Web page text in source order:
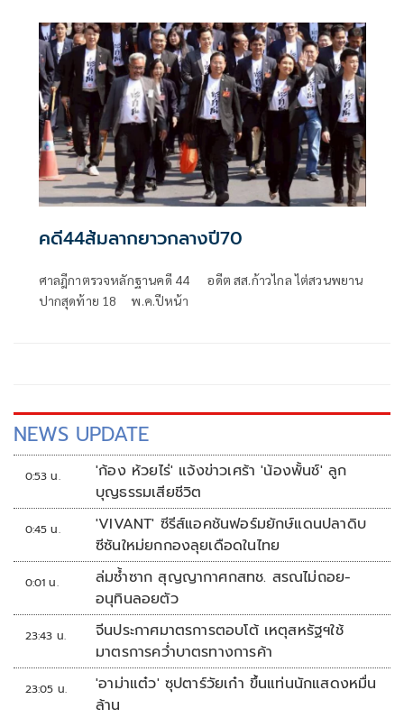
คดี44ส้มลากยาวกลางปี70
ศาลฎีกาตรวจหลักฐานคดี 44 อดีต สส.ก้าวไกล ไต่สวนพยาน
ปากสุดท้าย 18 พ.ค.ปีหน้า
NEWS UPDATE
0:53 น.
'ก้อง ห้วยไร่' แจ้งข่าวเศร้า 'น้องพั้นช์' ลูก
บุญธรรมเสียชีวิต
0:45 น.
'VIVANT' ซีรีส์แอคชันฟอร์มยักษ์แดนปลาดิบ
ซีซันใหม่ยกกองลุยเดือดในไทย
0:01 น.
ล่มซ้ำซาก สุญญากาศกสทช. สรณไม่ถอย-
อนุทินลอยตัว
23:43 น.
จีนประกาศมาตรการตอบโต้ เหตุสหรัฐฯใช้
มาตรการคว่ำบาตรทางการค้า
23:05 น.
'อาม่าแต๋ว' ซุปตาร์วัยเก๋า ขึ้นแท่นนักแสดงหมื่น
ล้าน